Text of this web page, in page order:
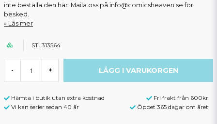
inte beställa den här. Maila oss på info@comicsheaven.se för
besked.
Läs mer
STL313564
- + LÄGG I VARUKORGEN
Hämta i butik utan extra kostnad
Fri frakt från 600kr
Vi kan serier sedan 40 år
Öppet 365 dagar om året